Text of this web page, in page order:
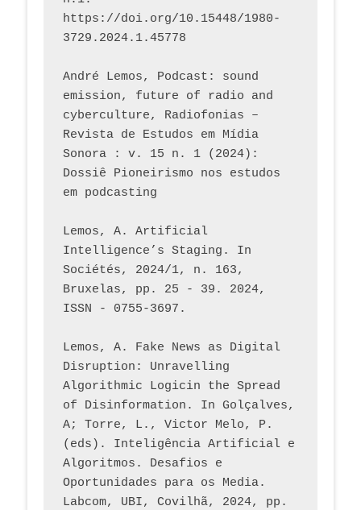
https://doi.org/10.15448/1980-
3729.2024.1.45778
André Lemos, Podcast: sound
emission, future of radio and
cyberculture, Radiofonias –
Revista de Estudos em Mídia
Sonora : v. 15 n. 1 (2024):
Dossiê Pioneirismo nos estudos
em podcasting
Lemos, A. Artificial
Intelligence’s Staging. In
Sociétés, 2024/1, n. 163,
Bruxelas, pp. 25 - 39. 2024,
ISSN - 0755-3697.
Lemos, A. Fake News as Digital
Disruption: Unravelling
Algorithmic Logicin the Spread
of Disinformation. In Golçalves,
A; Torre, L., Victor Melo, P.
(eds). Inteligência Artificial e
Algoritmos. Desafios e
Oportunidades para os Media.
Labcom, UBI, Covilhã, 2024, pp.